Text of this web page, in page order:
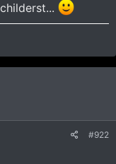
#922